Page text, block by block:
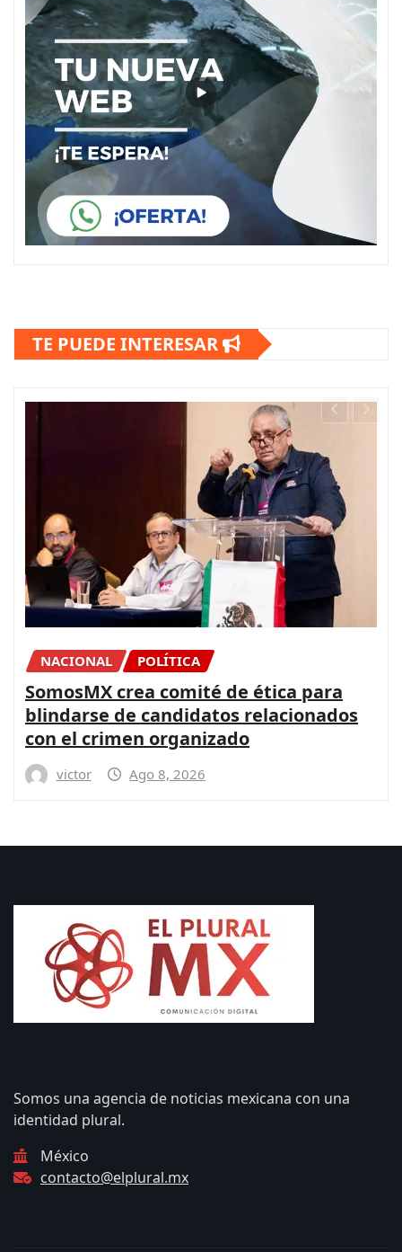
TE PUEDE INTERESAR
CONGRESO DIPUTADOS
La Paz es posible con más presupuesto
para seguridad y coordinación entre
los gobiernos: PRI
victor Ago 8, 2026
Somos una agencia de noticias mexicana con una
identidad plural.
México
contacto@elplural.mx